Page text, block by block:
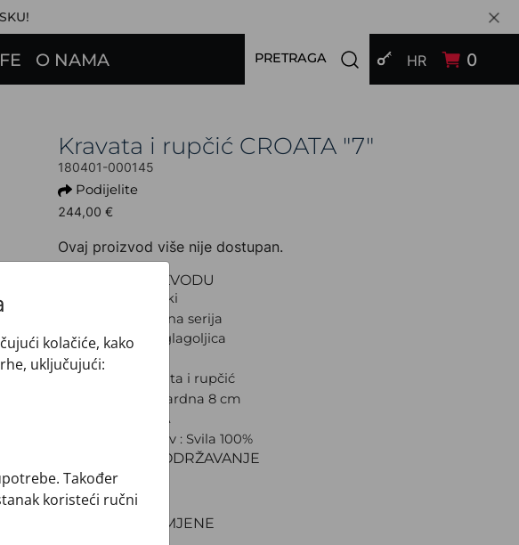
O NAMA PRIJAVI SE
HR 0
PRETRAGA Open search modal
Kravata i rupčić CROATA "7"
180401-000145
Podijelite
244,00 €
Ovaj proizvod više nije dostupan.
+ INFO O PROIZVODU
Dezen: Tematski
Model: Limitirana serija
Motiv: Pleter i glagoljica
Boja: Roza
Proizvod: Kravata i rupčić
Veličina: Standardna 8 cm
Brand: CROATA
Sirovinski sastav : Svila 100%
+ MATERIJAL I ODRŽAVANJE
+ DOSTAVA
+ PLAĆANJE
+ POVRATI I ZAMJENE
kolačiće, kako
uključujući:
Također
koristeći ručni